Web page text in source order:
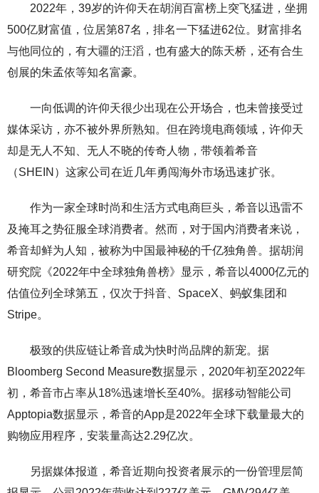
2022年，39岁的许仰天在胡润百富榜上突飞猛进，坐拥
500亿财富值，位居第87名，排名一下猛进62位。财富排名
与他同位的，有大疆的汪滔，也有盛大的陈天桥，还有合生
创展的朱孟依等知名富豪。
一向低调的许仰天很少出现在公开场合，也未曾接受过
媒体采访，亦不被外界所熟知。但在跨境电商领域，许仰天
却是无人不知、无人不晓的传奇人物，带领着希音
（SHEIN）这家公司在近几年勇闯海外市场迅速扩张。
作为一家全球时尚和生活方式电商巨头，希音以迅雷不
及掩耳之势征服全球消费者。然而，对于国内消费者来说，
希音却鲜为人知，被称为中国最神秘的千亿独角兽。据胡润
研究院《2022年中全球独角兽榜》显示，希音以4000亿元的
估值位列全球第五，仅次于抖音、SpaceX、蚂蚁集团和
Stripe。
极致的供应链让希音成为快时尚品牌的新宠。据
Bloomberg Second Measure数据显示，2020年初至2022年
初，希音市占率从18%迅速增长至40%。据移动智能公司
Apptopia数据显示，希音的App是2022年全球下载量最大的
购物应用程序，安装量高达2.29亿次。
另据媒体报道，希音近期向投资者展示的一份管理层简